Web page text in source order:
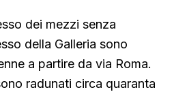
dei mezzi senza
della Galleria sono
a partire da via Roma.
radunati circa quaranta